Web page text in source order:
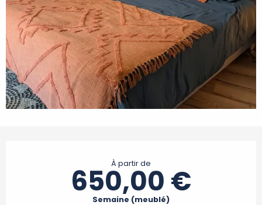
À partir de
650,00 €
Semaine (meublé)